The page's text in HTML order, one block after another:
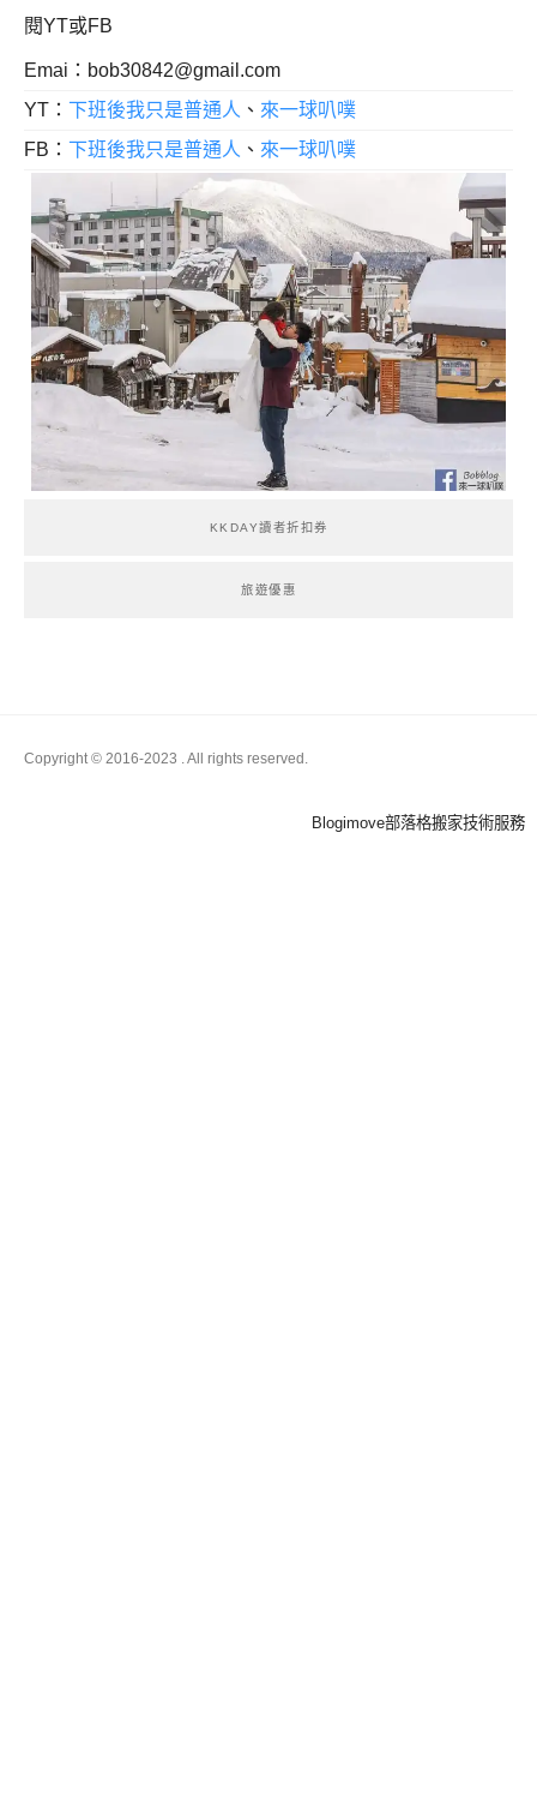
閱YT或FB
Emai： bob30842@gmail.com
YT： 下班後我只是普通人 、 來一球叭噗
FB： 下班後我只是普通人 、 來一球叭噗
KKDAY讀者折扣券
旅遊優惠
Copyright © 2016-2023 . All rights reserved.
Blogimove部落格搬家技術服務